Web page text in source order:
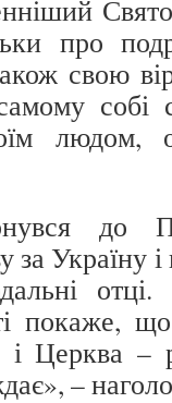
про
свою
собі
людом,
до
за Україну
покаже,
Церква –
–